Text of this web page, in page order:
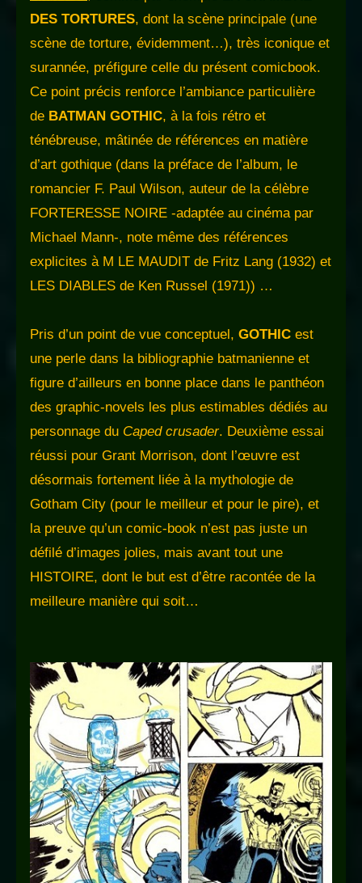
DES TORTURES, dont la scène principale (une
scène de torture, évidemment…), très iconique et
surannée, préfigure celle du présent comicbook.
Ce point précis renforce l’ambiance particulière
de BATMAN GOTHIC, à la fois rétro et
ténébreuse, mâtinée de références en matière
d’art gothique (dans la préface de l’album, le
romancier F. Paul Wilson, auteur de la célèbre
FORTERESSE NOIRE -adaptée au cinéma par
Michael Mann-, note même des références
explicites à M LE MAUDIT de Fritz Lang (1932) et
LES DIABLES de Ken Russel (1971)) …
Pris d’un point de vue conceptuel, GOTHIC est
une perle dans la bibliographie batmanienne et
figure d’ailleurs en bonne place dans le panthéon
des graphic-novels les plus estimables dédiés au
personnage du Caped crusader. Deuxième essai
réussi pour Grant Morrison, dont l’œuvre est
désormais fortement liée à la mythologie de
Gotham City (pour le meilleur et pour le pire), et
la preuve qu’un comic-book n’est pas juste un
défilé d’images jolies, mais avant tout une
HISTOIRE, dont le but est d’être racontée de la
meilleure manière qui soit…